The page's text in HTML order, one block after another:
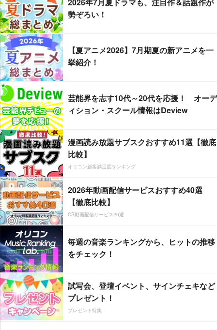
勢ぞろい！
【夏アニメ2026】7月期夏の新アニメを一
挙紹介！
芸能界を志す10代～20代を応援！ オーデ
ィション・スクール情報はDeview
漫画読み放題サブスクおすすめ11選【徹底
比較】
オリコン顧客満足度ランキング
2026年動画配信サービスおすすめ40選
【徹底比較】
CS動画配信サービス20選
毎週の音楽ランキングから、ヒットの推移
をチェック！
試写会、登壇イベント、サインチェキなど
プレゼント！
プレゼント特集